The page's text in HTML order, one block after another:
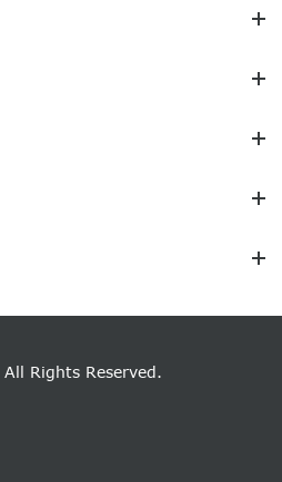
Rights Reserved.